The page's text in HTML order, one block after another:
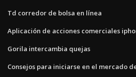
Td corredor de bolsa en línea
Aplicación de acciones comerciales
Gorila intercambia quejas
Consejos para iniciarse en el mercado